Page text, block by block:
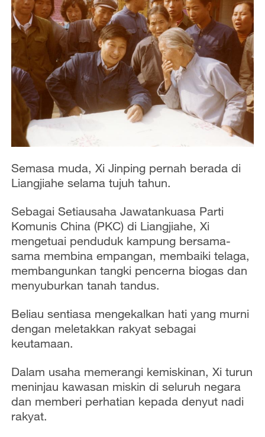
Semasa muda, Xi Jinping pernah berada di
Liangjiahe selama tujuh tahun.
Sebagai Setiausaha Jawatankuasa Parti
Komunis China (PKC) di Liangjiahe, Xi
mengetuai penduduk kampung bersama-
sama membina empangan, membaiki telaga,
membangunkan tangki pencerna biogas dan
menyuburkan tanah tandus.
Beliau sentiasa mengekalkan hati yang murni
dengan meletakkan rakyat sebagai
keutamaan.
Dalam usaha memerangi kemiskinan, Xi turun
meninjau kawasan miskin di seluruh negara
dan memberi perhatian kepada denyut nadi
rakyat.